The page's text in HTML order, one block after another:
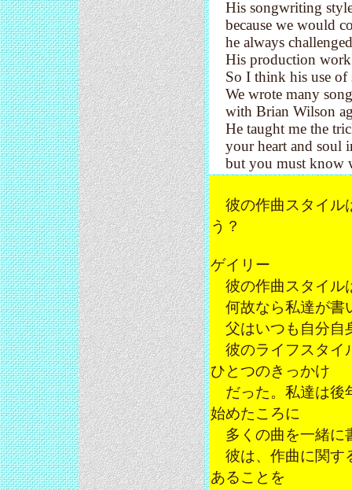
His songwriting style
because we would
he always
His production work
So I think his use of
We wrote many
with Brian Wilson
He taught me the
your heart and soul
but you must know
彼の作曲スタイル
う？
ゲイリー
彼の作曲スタイル
何故なら私達が書
父はいつも自分自
彼のライフスタイ
ひとつのきっかけ
だった。私達は後
始めたころに
多くの曲を一緒に
彼は、作曲に関す
あることを